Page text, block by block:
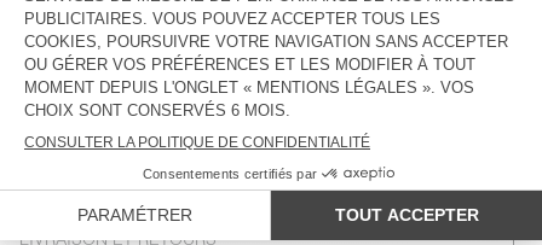
DESCRIPTION
TAILLE ET COUPE
LIVRAISON ET RETOURS